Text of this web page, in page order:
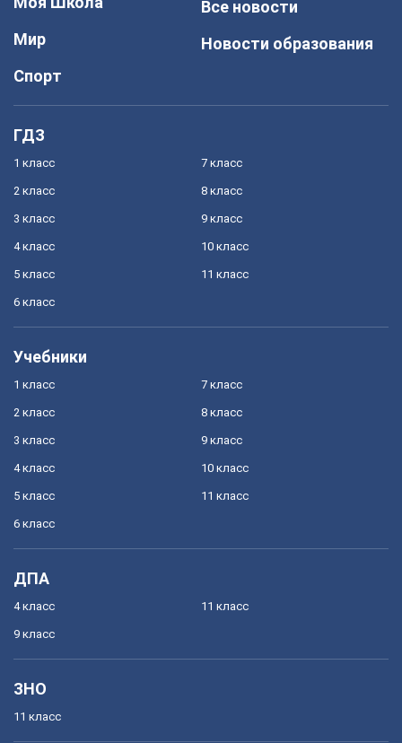
Мир
Спорт
Все новости
Новости образования
ГДЗ
1 класс
2 класс
3 класс
4 класс
5 класс
6 класс
7 класс
8 класс
9 класс
10 класс
11 класс
Учебники
1 класс
2 класс
3 класс
4 класс
5 класс
6 класс
7 класс
8 класс
9 класс
10 класс
11 класс
ДПА
4 класс
9 класс
11 класс
ЗНО
11 класс